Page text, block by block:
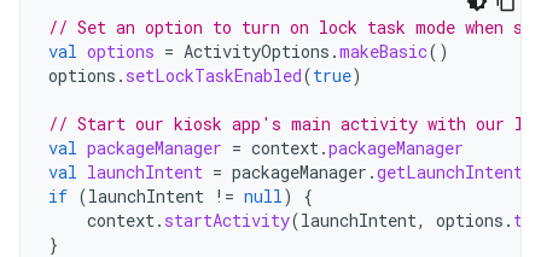
// Set an option to turn on lock task mode when
val options = ActivityOptions .makeBasic()
options . setLockTaskEnabled(true)
// Start our kiosk app's main activity with our
val packageManager = context.packageManager
val launchIntent = packageManager .
if (launchIntent != null)
{
context. startActivity(launchIntent, options .
}